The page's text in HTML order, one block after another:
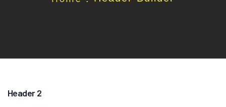
Header 2